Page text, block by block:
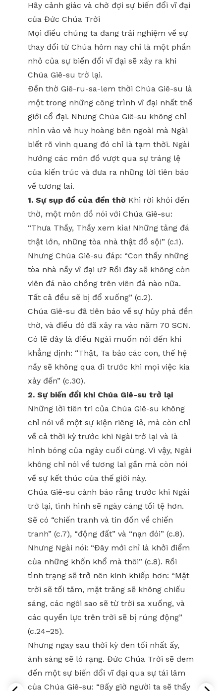
Hãy cảnh giác và chờ đợi sự biến đổi vĩ đại
của Đức Chúa Trời
Mọi điều chúng ta đang trải nghiệm về sự
thay đổi từ Chúa hôm nay chỉ là một phần
nhỏ của sự biến đổi vĩ đại sẽ xảy ra khi
Chúa Giê-su trở lại.
Đền thờ Giê-ru-sa-lem thời Chúa Giê-su là
một trong những công trình vĩ đại nhất thế
giới cổ đại. Nhưng Chúa Giê-su không chỉ
nhìn vào vẻ huy hoàng bên ngoài mà Ngài
biết rõ vinh quang đó chỉ là tạm thời. Ngài
hướng các môn đồ vượt qua sự tráng lệ
của kiến trúc và đưa ra những lời tiên báo
về tương lai.
1. Sự sụp đổ của đền thờ Khi rời khỏi đền
thờ, một môn đồ nói với Chúa Giê-su:
“Thưa Thầy, Thầy xem kìa! Những tảng đá
thật lớn, những tòa nhà thật đồ sộ!” (c.1).
Nhưng Chúa Giê-su đáp: “Con thấy những
tòa nhà nầy vĩ đại ư? Rồi đây sẽ không còn
viên đá nào chồng trên viên đá nào nữa.
Tất cả đều sẽ bị đổ xuống” (c.2).
Chúa Giê-su đã tiên báo về sự hủy phá đền
thờ, và điều đó đã xảy ra vào năm 70 SCN.
Có lẽ đây là điều Ngài muốn nói đến khi
khẳng định: “Thật, Ta bảo các con, thế hệ
nầy sẽ không qua đi trước khi mọi việc kia
xảy đến” (c.30).
2. Sự biến đổi khi Chúa Giê-su trở lại
Những lời tiên tri của Chúa Giê-su không
chỉ nói về một sự kiện riêng lẻ, mà còn chỉ
về cả thời kỳ trước khi Ngài trở lại và là
hình bóng của ngày cuối cùng. Vì vậy, Ngài
không chỉ nói về tương lai gần mà còn nói
về sự kết thúc của thế giới này.
Chúa Giê-su cảnh báo rằng trước khi Ngài
trở lại, tình hình sẽ ngày càng tồi tệ hơn.
Sẽ có “chiến tranh và tin đồn về chiến
tranh” (c.7), “động đất” và “nạn đói” (c.8).
Nhưng Ngài nói: “Đây mới chỉ là khởi điểm
của những khốn khổ mà thôi” (c.8). Rồi
tình trạng sẽ trở nên kinh khiếp hơn: “Mặt
trời sẽ tối tăm, mặt trăng sẽ không chiếu
sáng, các ngôi sao sẽ từ trời sa xuống, và
các quyền lực trên trời sẽ bị rúng động”
(c.24–25).
Nhưng ngay sau thời kỳ đen tối nhất ấy,
ánh sáng sẽ ló rạng. Đức Chúa Trời sẽ đem
đến một sự biến đổi vĩ đại qua sự tái lâm
của Chúa Giê-su: “Bấy giờ người ta sẽ thấy